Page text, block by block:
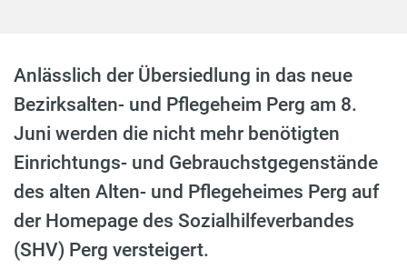
Anlässlich der Übersiedlung in das neue
Bezirksalten- und Pflegeheim Perg am 8.
Juni werden die nicht mehr benötigten
Einrichtungs- und Gebrauchstgegenstände
des alten Alten- und Pflegeheimes Perg auf
der Homepage des Sozialhilfeverbandes
(SHV) Perg versteigert.